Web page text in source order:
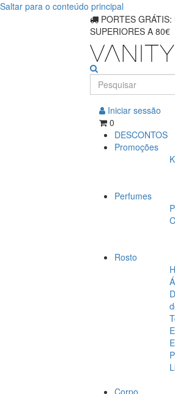
Saltar para o conteúdo principal
PORTES
SUPERIORES A 80€
Iniciar sessão
0
DESCONTOS
Promoções
Perfumes
Rosto
Corpo